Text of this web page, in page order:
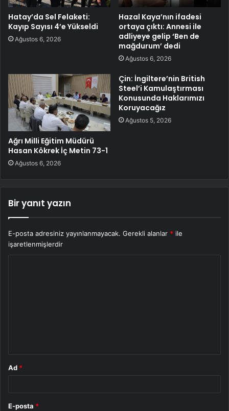
Hatay’da Sel Felaketi:
Kayıp Sayısı 4’e Yükseldi
Ağustos 6, 2026
Hazal Kaya’nın ifadesi
ortaya çıktı: Annesi ile
adliyeye gelip ‘Ben de
mağdurum’ dedi
Ağustos 6, 2026
Ağrı Milli Eğitim Müdürü
Hasan Kökrek İç Metin 73-1
Ağustos 6, 2026
Çin: İngiltere’nin British
Steel’i Kamulaştırması
Konusunda Haklarımızı
Koruyacağız
Ağustos 5, 2026
Bir yanıt yazın
E-posta adresiniz yayınlanmayacak. Gerekli alanlar * ile
işaretlenmişlerdir
Ad *
E-posta *